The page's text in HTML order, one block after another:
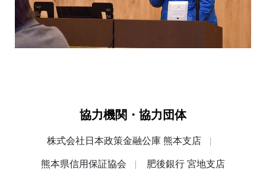
協力機関・協力団体
株式会社日本政策金融公庫 熊本支店
熊本県信用保証協会 肥後銀行 宮地支店